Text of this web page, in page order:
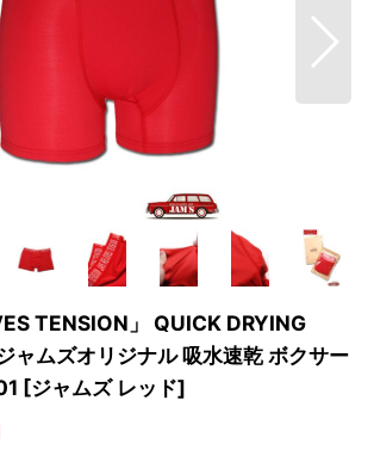
TENSION」 QUICK DRYING
ャムズオリジナル 吸水速乾 ボクサー
[ジャムズ レッド]